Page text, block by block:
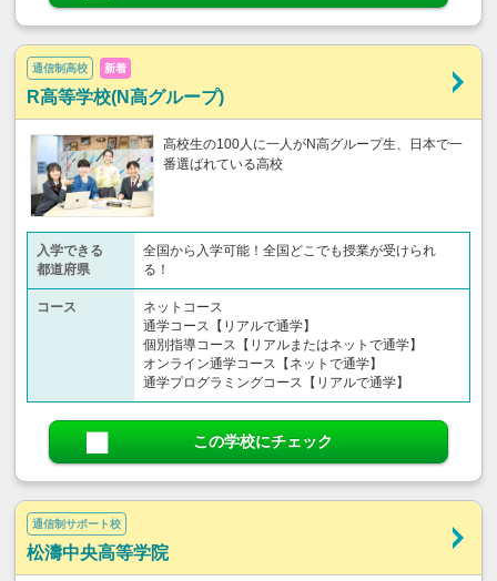
通信制高校 新着
R高等学校(N高グループ)
高校生の100人に一人がN高グループ生、日本で一
番選ばれている高校
入学できる
都道府県
全国から入学可能！全国どこでも授業が受けられ
る！
コース
ネットコース
通学コース【リアルで通学】
個別指導コース【リアルまたはネットで通学】
オンライン通学コース【ネットで通学】
通学プログラミングコース【リアルで通学】
この学校にチェック
通信制サポート校
松濤中央高等学院